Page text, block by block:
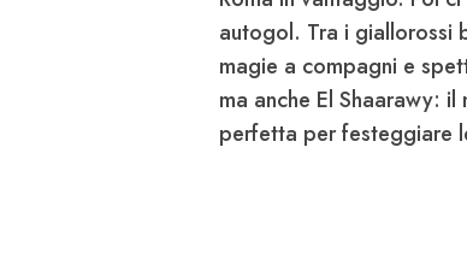
autogol. Tra i giallorossi
magie a compagni e
ma anche El Shaarawy: il
perfetta per festeggiare